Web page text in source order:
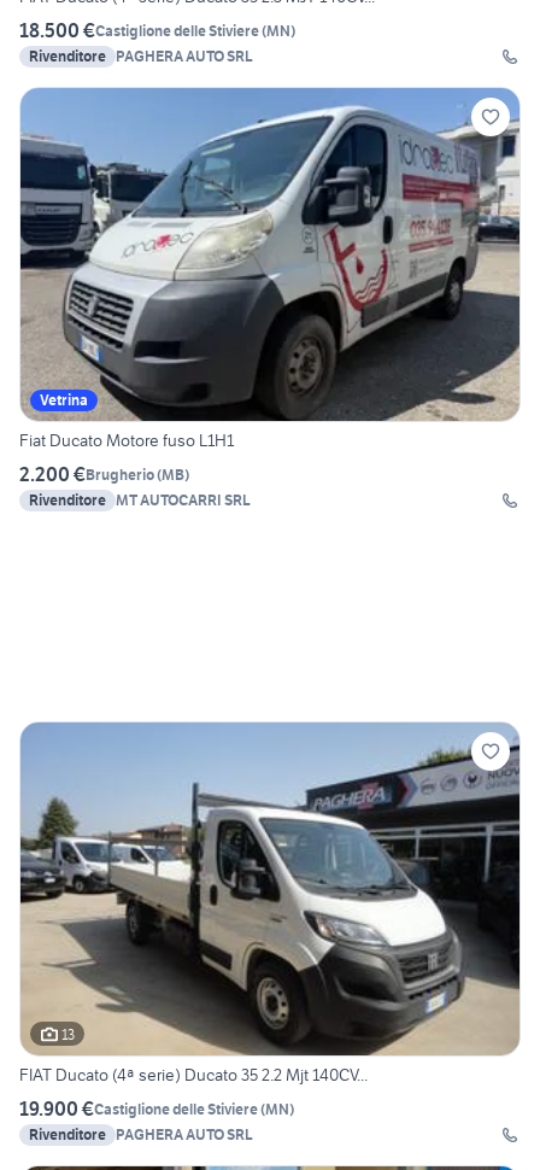
18.500 €Castiglione delle Stiviere(MN)
Rivenditore PAGHERA AUTO SRL
Vetrina
Fiat Ducato Motore fuso L1H1
2.200 €Brugherio(MB)
Rivenditore MT AUTOCARRI SRL
13
FIAT Ducato (4ª serie) Ducato 35 2.2 Mjt 140CV...
19.900 €Castiglione delle Stiviere(MN)
Rivenditore PAGHERA AUTO SRL